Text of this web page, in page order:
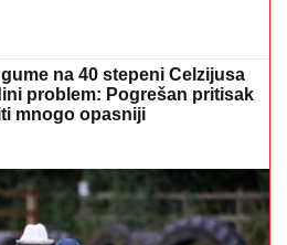
na 40 stepeni Celzijusa
problem: Pogrešan pritisak
mnogo opasniji